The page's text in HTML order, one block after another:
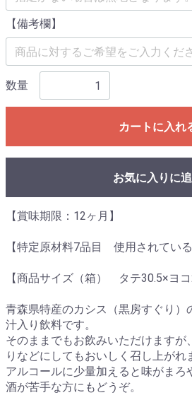
【備考欄】
数量
カートに入れ
お気に入りに
【賞味期限：12ヶ月】
【特定原材料7品目 使用されている
【商品サイズ（箱） タテ30.5×ヨコ
青森県特産のカシス（黒房すぐり）
汁入り飲料です。
そのままでもお飲みいただけますが
りなどにしてもおいしく召し上がれ
アルコールに少量加えると味がまろ
酒が苦手な方にもどうぞ。